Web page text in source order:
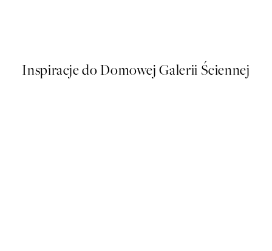
Inspiracje do Domowej Galerii Ściennej